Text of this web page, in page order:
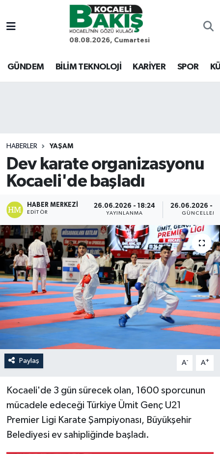
08.08.2026, Cumartesi
GÜNDEM BİLİM TEKNOLOJİ KARİYER SPOR
HABERLER YAŞAM
Dev karate organizasyonu
Kocaeli'de başladı
HABER MERKEZI
EDITÖR
26.06.2026 - 18:24
YAYINLANMA
26.06.2026 -
Paylaş A- A+
Kocaeli'de 3 gün sürecek olan, 1600 sporcunun
mücadele edeceği Türkiye Ümit Genç U21
Premier Ligi Karate Şampiyonası, Büyükşehir
Belediyesi ev sahipliğinde başladı.
Kocaeli Nöbetçi Eczaneler
Kocaeli Hava Durumu
Son Dakika Haberleri
Haber Arşivi